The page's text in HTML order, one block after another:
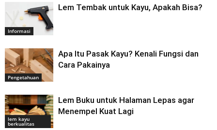
Informasi
Lem Tembak untuk Kayu, Apakah Bisa?
Pengetahuan
Apa Itu Pasak Kayu? Kenali Fungsi dan
Cara Pakainya
lem kayu
berkualitas
Lem Buku untuk Halaman Lepas agar
Menempel Kuat Lagi